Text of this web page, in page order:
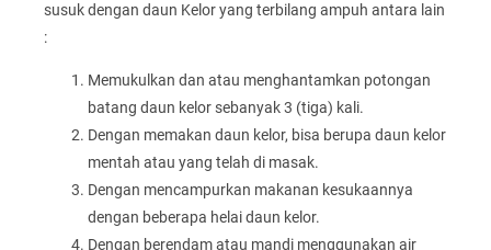
susuk dengan daun Kelor yang terbilang ampuh antara lain
:
Memukulkan dan atau menghantamkan potongan
batang daun kelor sebanyak 3 (tiga) kali.
Dengan memakan daun kelor, bisa berupa daun kelor
mentah atau yang telah di masak.
Dengan mencampurkan makanan kesukaannya
dengan beberapa helai daun kelor.
Dengan berendam atau mandi menggunakan air